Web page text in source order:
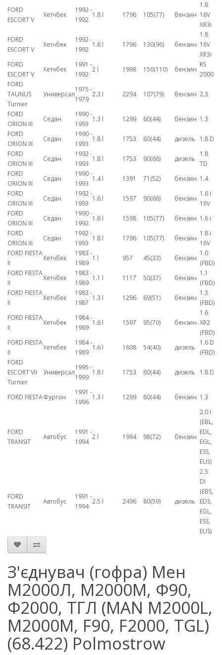
FORD
ESCORT V
Хетчбек
1992 -
1992
1.8 l 1796 105(77) бензин
1.8
16V
XR3i
FORD
ESCORT V
Хетчбек
1992 -
1992
1.8 l 1796 130(96) бензин
1.8
16V
XR3i
FORD
ESCORT V
Хетчбек
1991 -
1992
2 l 1998 150(110) бензин
RS
2000
FORD
TAUNUS
Turnier
Универсал
1975 -
1979
2.3 l 2294 107(79) бензин 2.3
FORD
ORION III
Седан
1990 -
1993
1.3 l 1299 60(44) бензин 1.3
FORD
ORION III
Седан
1990 -
1993
1.8 l 1753 60(44) дизель
1.8 D
FORD
ORION III
Седан
1992 -
1993
1.8 l 1753 90(66) дизель
1.8
TD
FORD
ORION III
Седан
1990 -
1993
1.4 l 1391 71(52) бензин 1.4
FORD
ORION III
Седан
1992 -
1993
1.6 l 1597 90(66) бензин
1.6 i
16V
FORD
ORION III
Седан
1990 -
1992
1.6 l 1598 105(77) бензин 1.6 i
FORD
ORION III
Седан
1992 -
1993
1.8 l 1796 105(77) бензин
1.8 i
16V
FORD FIESTA
II
Хетчбек
1983 -
1989
1 l 957 45(33) бензин
1.0
(FBD)
FORD FIESTA
II
Хетчбек
1983 -
1989
1.1 l 1117 50(37) бензин
1.1
(FBD)
FORD FIESTA
II
Хетчбек
1983 -
1987
1.3 l 1296 69(51) бензин
1.3
(FBD)
FORD FIESTA
II
Хетчбек
1984 -
1989
1.6 l 1597 95(70) бензин
1.6
XR2
(FBD)
FORD FIESTA
II
Хетчбек
1984 -
1989
1.6 l 1608 54(40) дизель
1.6 D
(FBD)
FORD
ESCORT VII
Turnier
Универсал
1995 -
1999
1.8 l 1753 60(44) дизель 1.8 D
FORD FIESTAФургон
1991 -
1996
1.3 l 1299 60(44) бензин 1.3
FORD
TRANSIT
Автобус
1991 -
1994
2 l 1994 98(72) бензин
2.0 i
(EBL,
EDL,
EGL,
ESS,
EUS)
FORD
TRANSIT
Автобус
1991 -
1994
2.5 l 2496 80(59) дизель
2.5
DI
(EBS,
EDS,
EGL,
ESS,
EUS)
З'єднувач (гофра) Мен
M2000Л, M2000M, Ф90,
Ф2000, ТГЛ (MAN M2000L,
M2000M, F90, F2000, TGL)
(68.422) Polmostrow